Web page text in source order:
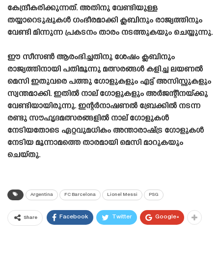
കേന്ദ്രീകരിക്കുന്നത്. അതിനു വേണ്ടിയുള്ള
തയ്യാറെടുപ്പുകൾ ഗംഭീരമാക്കി ക്ലബിനും രാജ്യത്തിനും
വേണ്ടി മിന്നുന്ന പ്രകടനം താരം നടത്തുകയും ചെയ്യുന്നു.
ഈ സീസൺ ആരംഭിച്ചതിനു ശേഷം ക്ലബിനും
രാജ്യത്തിനായി പതിമൂന്നു മത്സരങ്ങൾ കളിച്ച ലയണൽ
മെസി ഇതുവരെ പത്തു ഗോളുകളും എട്ട് അസിസ്റ്റുകളും
സ്വന്തമാക്കി. ഇതിൽ നാല് ഗോളുകളും അർജന്റീനയ്ക്കു
വേണ്ടിയായിരുന്നു. ഇന്റർനാഷണൽ ബ്രേക്കിൽ നടന്ന
രണ്ടു സൗഹൃദമത്സരങ്ങളിൽ നാല് ഗോളുകൾ
നേടിയതോടെ ഏറ്റവുമധികം അന്താരാഷ്‌ട്ര ഗോളുകൾ
നേടിയ മൂന്നാമത്തെ താരമായി മെസി മാറുകയും
ചെയ്‌തു.
Argentina FC Barcelona Lionel Messi PSG
Share Facebook Twitter Google+